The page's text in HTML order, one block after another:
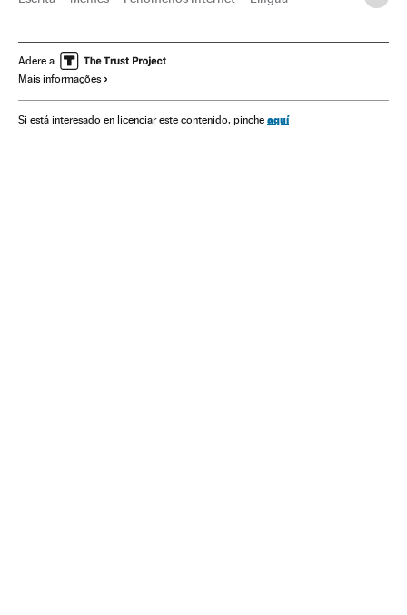
Comunicações Verne
Adere a
Mais informações
Si está interesado en licenciar este contenido, pinche aquí